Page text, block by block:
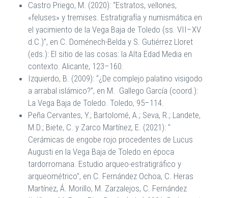
Castro Priego, M. (2020): “Estratos, vellones,
«feluses» y tremises. Estratigrafía y numismática en
el yacimiento de la Vega Baja de Toledo (ss. VII–XV
d.C.)”, en C. Doménech-Belda y S. Gutiérrez Lloret
(eds.): El sitio de las cosas: la Alta Edad Media en
contexto. Alicante, 123–160.
Izquierdo, B. (2009): “¿De complejo palatino visigodo
a arrabal islámico?”, en M. Gallego García (coord.):
La Vega Baja de Toledo. Toledo, 95–114.
Peña Cervantes, Y.; Bartolomé, A.; Seva, R.; Landete,
M.D.; Biete, C. y Zarco Martínez, E. (2021): "
Cerámicas de engobe rojo procedentes de Lucus
Augusti en la Vega Baja de Toledo en época
tardorromana. Estudio arqueo-estratigráfico y
arqueométrico", en C. Fernández Ochoa, C. Heras
Martínez, Á. Morillo, M. Zarzalejos, C. Fernández